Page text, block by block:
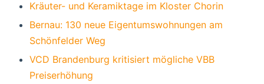
Kräuter- und Keramiktage im Kloster Chorin
Bernau: 130 neue Eigentumswohnungen am
Schönfelder Weg
VCD Brandenburg kritisiert mögliche VBB
Preiserhöhung